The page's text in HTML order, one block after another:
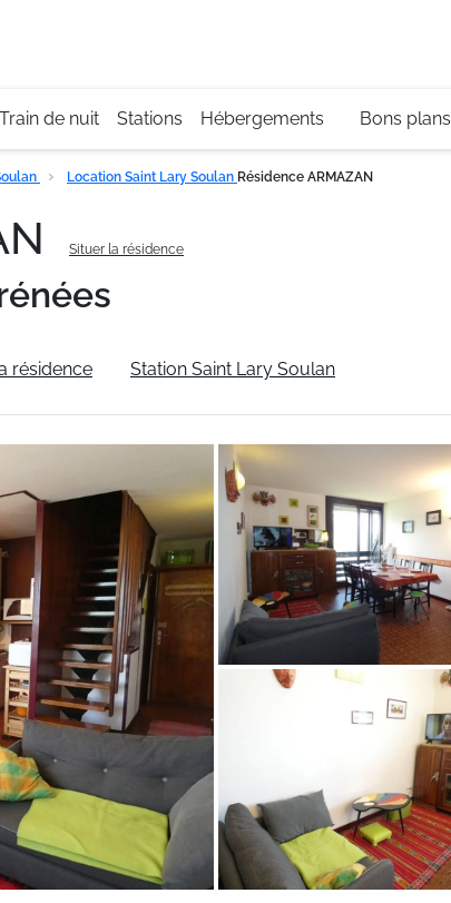
de nuit Stations Hébergements Bons plans
Location Saint Lary Soulan Résidence ARMAZAN
Situer la résidence
résidence Station Saint Lary Soulan